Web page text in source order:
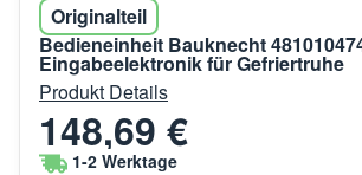
Originalteil
Bedieneinheit Bauknecht
Eingabeelektronik für Gefriertruhe
Produkt Details
148,69 €
1-2 Werktage